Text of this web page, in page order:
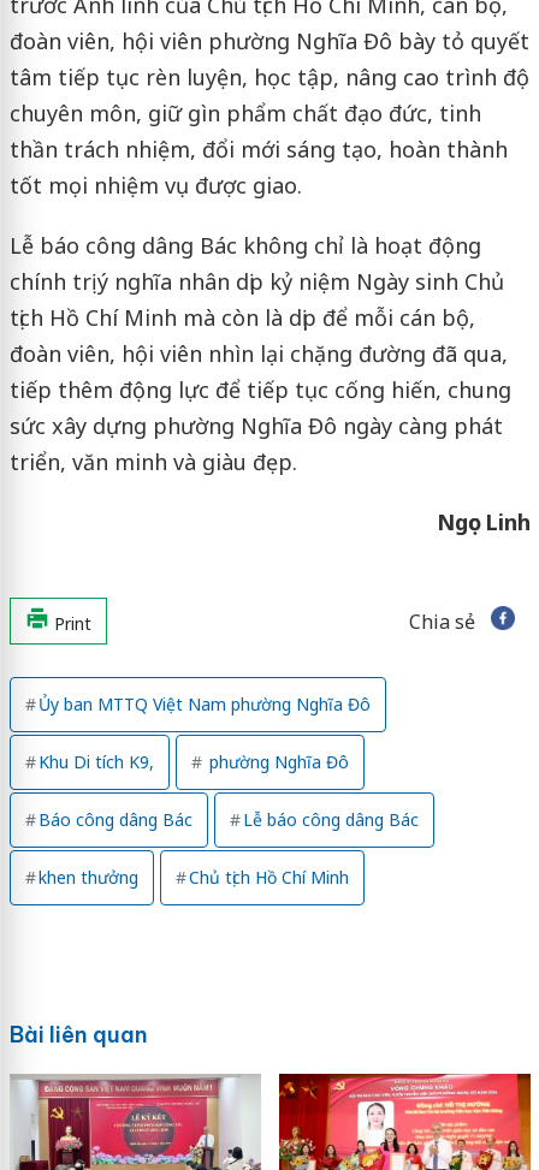
đoàn viên, hội viên phường Nghĩa Đô bày tỏ quyết
tâm tiếp tục rèn luyện, học tập, nâng cao trình độ
chuyên môn, giữ gìn phẩm chất đạo đức, tinh
thần trách nhiệm, đổi mới sáng tạo, hoàn thành
tốt mọi nhiệm vụ được giao.
Lễ báo công dâng Bác không chỉ là hoạt động
chính trị ý nghĩa nhân dịp kỷ niệm Ngày sinh Chủ
tịch Hồ Chí Minh mà còn là dịp để mỗi cán bộ,
đoàn viên, hội viên nhìn lại chặng đường đã qua,
tiếp thêm động lực để tiếp tục cống hiến, chung
sức xây dựng phường Nghĩa Đô ngày càng phát
triển, văn minh và giàu đẹp.
Ngọc Linh
Print Chia sẻ
Ủy ban MTTQ Việt Nam phường Nghĩa Đô
Khu Di tích K9, phường Nghĩa Đô
Báo công dâng Bác Lễ báo công dâng Bác
khen thưởng Chủ tịch Hồ Chí Minh
Bài liên quan